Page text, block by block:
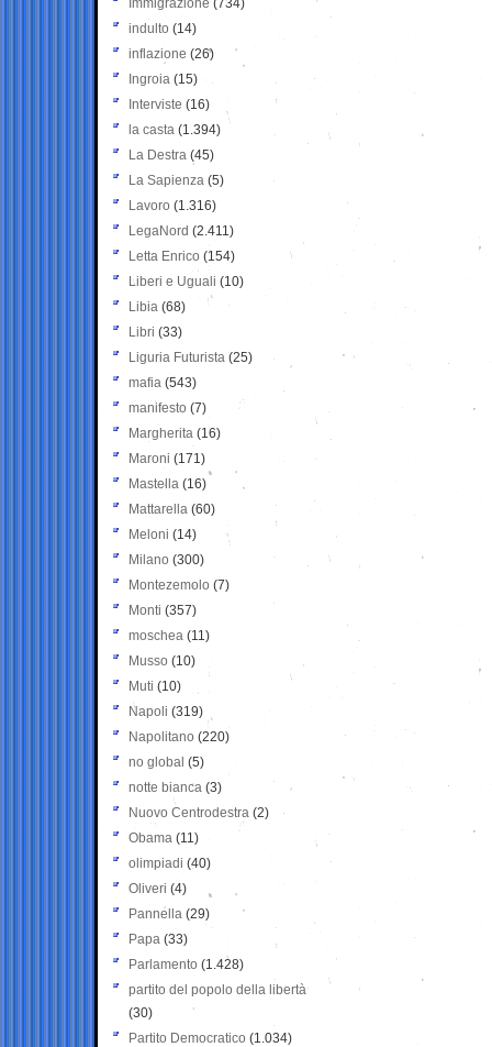
Immigrazione (734)
indulto (14)
inflazione (26)
Ingroia (15)
Interviste (16)
la casta (1.394)
La Destra (45)
La Sapienza (5)
Lavoro (1.316)
LegaNord (2.411)
Letta Enrico (154)
Liberi e Uguali (10)
Libia (68)
Libri (33)
Liguria Futurista (25)
mafia (543)
manifesto (7)
Margherita (16)
Maroni (171)
Mastella (16)
Mattarella (60)
Meloni (14)
Milano (300)
Montezemolo (7)
Monti (357)
moschea (11)
Musso (10)
Muti (10)
Napoli (319)
Napolitano (220)
no global (5)
notte bianca (3)
Nuovo Centrodestra (2)
Obama (11)
olimpiadi (40)
Oliveri (4)
Pannella (29)
Papa (33)
Parlamento (1.428)
partito del popolo della libertà
(30)
Partito Democratico (1.034)